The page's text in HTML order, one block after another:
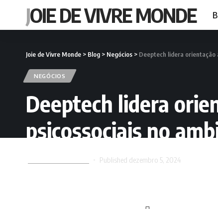
JOIE DE VIVRE MONDE
Joie de Vivre Monde > Blog > Negócios > Deeptech lidera orientação
NEGÓCIOS
Deeptech lidera
psicossociais no
Published dezembro 5, 2024